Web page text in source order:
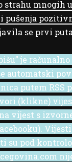
strahu mnogih
pušenja
se prvi
je
automatski
putem RSS
(klikne)
vijest s
su pod